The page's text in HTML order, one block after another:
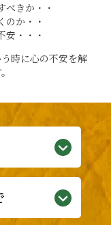
べきか・・
のか・・
安・・・
時に心の不安を解